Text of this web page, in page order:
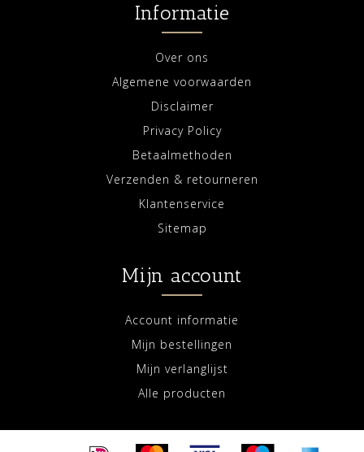
Informatie
Over ons
Algemene voorwaarden
Disclaimer
Privacy Policy
Betaalmethoden
Verzenden & retourneren
Klantenservice
Sitemap
Mijn account
Account informatie
Mijn bestellingen
Mijn verlanglijst
Alle producten